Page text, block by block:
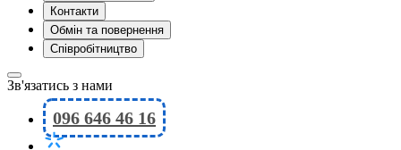
Контакти
Обмін та повернення
Співробітництво
Зв'язатись з нами
096 646 46 16